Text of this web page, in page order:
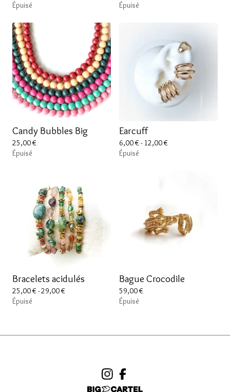
Épuisé
Épuisé
Candy Bubbles Big
25,00€
Épuisé
Earcuff
6,00€ - 12,00€
Épuisé
Bracelets acidulés
25,00€ - 29,00€
Épuisé
Bague Crocodile
59,00€
Épuisé